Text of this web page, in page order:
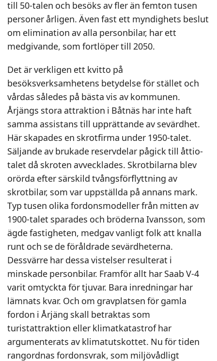
till 50-talen och besöks av fler än femton tusen
personer årligen. Även fast ett myndighets beslut
om elimination av alla personbilar, har ett
medgivande, som fortlöper till 2050.
Det är verkligen ett kvitto på
besöksverksamhetens betydelse för stället och
vårdas således på bästa vis av kommunen.
Årjängs stora attraktion i Båtnäs har inte haft
samma assistans till upprättande av sevärdhet.
Här skapades en skrotfirma under 1950-talet.
Säljande av brukade reservdelar pågick till åttio-
talet då skroten avvecklades. Skrotbilarna blev
orörda efter särskild tvångsförflyttning av
skrotbilar, som var uppställda på annans mark.
Typ tusen olika fordonsmodeller från mitten av
1900-talet sparades och bröderna Ivansson, som
ägde fastigheten, medgav vanligt folk att knalla
runt och se de föråldrade sevärdheterna.
Dessvärre har dessa vistelser resulterat i
minskade personbilar. Framför allt har Saab V-4
varit omtyckta för tjuvar. Bara inredningar har
lämnats kvar. Och om gravplatsen för gamla
fordon i Årjäng skall betraktas som
turistattraktion eller klimatkatastrof har
argumenterats av klimatutskottet. Nu för tiden
rangordnas fordonsvrak, som miljövådligt